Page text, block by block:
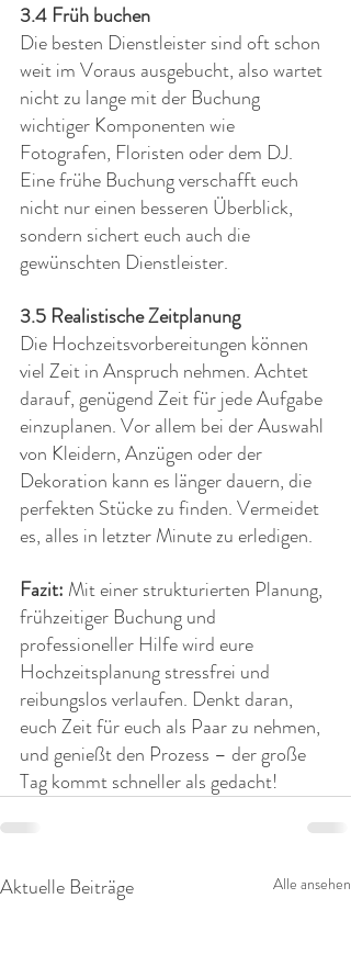
3.4 Früh buchen
Die besten Dienstleister sind oft schon
weit im Voraus ausgebucht, also wartet
nicht zu lange mit der Buchung
wichtiger Komponenten wie
Fotografen, Floristen oder dem DJ.
Eine frühe Buchung verschafft euch
nicht nur einen besseren Überblick,
sondern sichert euch auch die
gewünschten Dienstleister.
3.5 Realistische Zeitplanung
Die Hochzeitsvorbereitungen können
viel Zeit in Anspruch nehmen. Achtet
darauf, genügend Zeit für jede Aufgabe
einzuplanen. Vor allem bei der Auswahl
von Kleidern, Anzügen oder der
Dekoration kann es länger dauern, die
perfekten Stücke zu finden. Vermeidet
es, alles in letzter Minute zu erledigen.
Fazit: Mit einer strukturierten Planung,
frühzeitiger Buchung und
professioneller Hilfe wird eure
Hochzeitsplanung stressfrei und
reibungslos verlaufen. Denkt daran,
euch Zeit für euch als Paar zu nehmen,
und genießt den Prozess – der große
Tag kommt schneller als gedacht!
Aktuelle Beiträge Alle ansehen